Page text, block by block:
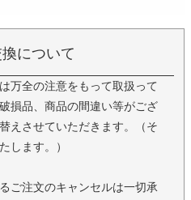
について
万全の注意をもって取扱って
損品、商品の間違い等がござ
えさせていただきます。（そ
します。）
ご注文のキャンセルは一切承